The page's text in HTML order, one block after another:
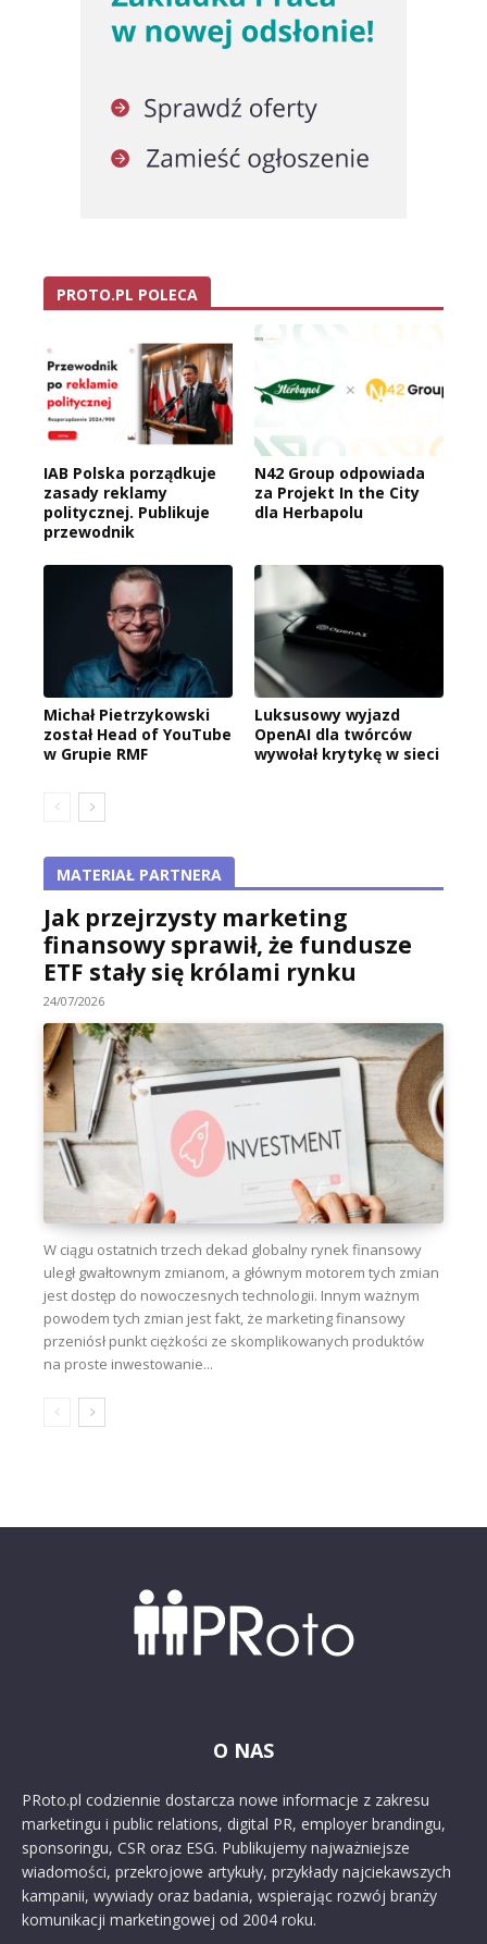
PROTO.PL POLECA
IAB Polska porządkuje
zasady reklamy
politycznej. Publikuje
przewodnik
N42 Group odpowiada
za Projekt In the City
dla Herbapolu
Michał Pietrzykowski
został Head of YouTube
w Grupie RMF
Luksusowy wyjazd
OpenAI dla twórców
wywołał krytykę w sieci
MATERIAŁ PARTNERA
Jak przejrzysty marketing
finansowy sprawił, że fundusze
ETF stały się królami rynku
24/07/2026
W ciągu ostatnich trzech dekad globalny rynek finansowy
uległ gwałtownym zmianom, a głównym motorem tych zmian
jest dostęp do nowoczesnych technologii. Innym ważnym
powodem tych zmian jest fakt, że marketing finansowy
przeniósł punkt ciężkości ze skomplikowanych produktów
na proste inwestowanie...
O NAS
PRoto.pl codziennie dostarcza nowe informacje z zakresu
marketingu i public relations, digital PR, employer brandingu,
sponsoringu, CSR oraz ESG. Publikujemy najważniejsze
wiadomości, przekrojowe artykuły, przykłady najciekawszych
kampanii, wywiady oraz badania, wspierając rozwój branży
komunikacji marketingowej od 2004 roku.